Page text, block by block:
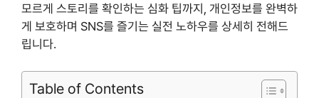
모르게 스토리를 확인하는 심화 팁까지, 개인정보를 완벽하
게 보호하며 SNS를 즐기는 실전 노하우를 상세히 전해드
립니다.
Table of Contents